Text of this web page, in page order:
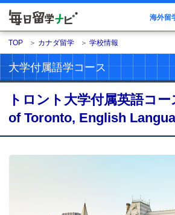
海外留
TOP ＞ カナダ留学 ＞ 学校情報
大学付属語学コース
トロント大学付属英語コ
of Toronto, English